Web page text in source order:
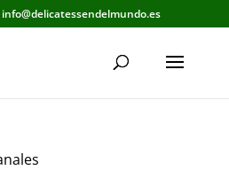
info@delicatessendelmundo.es